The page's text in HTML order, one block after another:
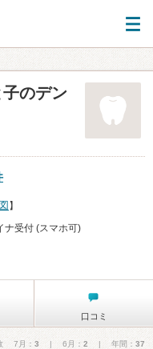
のデン
】
ナ受付 (スマホ可)
口コミ
7月： 3 | 6月： 2 | 年間： 37